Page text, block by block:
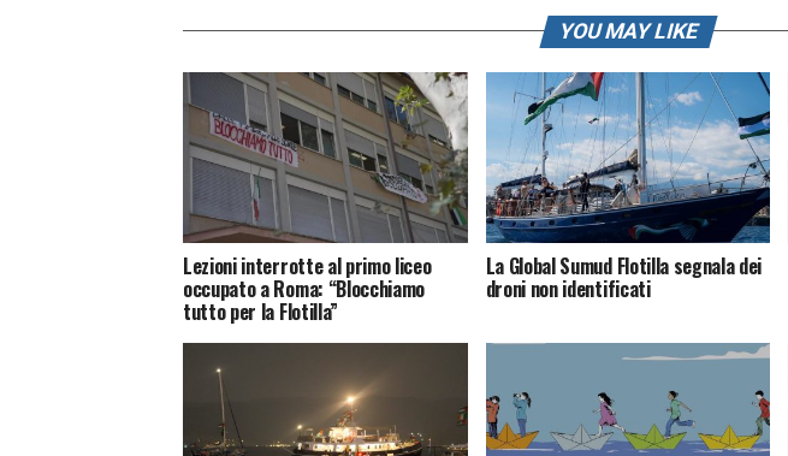
YOU MAY LIKE
Lezioni interrotte al primo liceo
occupato a Roma: “Blocchiamo
tutto per la Flotilla”
La Global Sumud Flotilla segnala dei
droni non identificati